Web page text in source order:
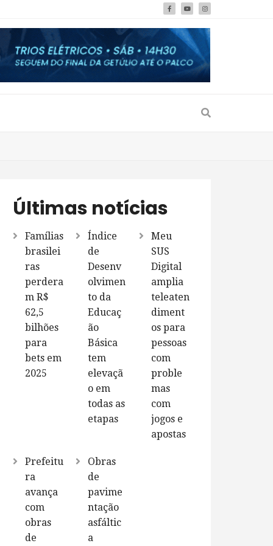
Últimas notícias
Famílias
brasilei
ras
perdera
m R$
62,5
bilhões
para
bets em
2025
Índice
de
Desenv
olvimen
to da
Educaç
ão
Básica
tem
elevaçã
o em
todas as
etapas
Meu
SUS
Digital
amplia
teleaten
diment
os para
pessoas
com
proble
mas
com
jogos e
apostas
Prefeitu
ra
avança
com
obras
de
Obras
de
pavime
ntação
asfáltic
a